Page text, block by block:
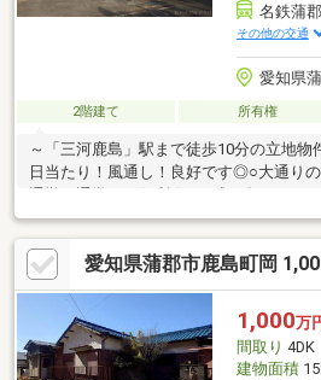
名鉄蒲
その他の交通
愛知県
2階建て 所有権
～「三河鹿島」駅まで徒歩10分の立地物
日当たり！風通し！良好です◎○大通りの
通勤や通学にも便利☆○平成20年：LDK
み！！ 【 お問合せは、こちら
1644 ／☆お客様の物件のご希望をお
請求・案内予約はもちろん、気になった
お問い合わせください。お待ちしており
愛知県蒲郡市鹿島町岡
1,000万
間取り 4DK
建物面積